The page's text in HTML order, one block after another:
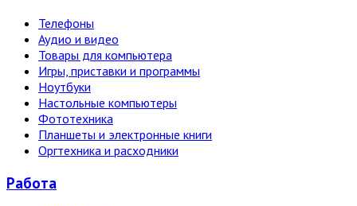
Телефоны
Аудио и видео
Товары для компьютера
Игры, приставки и программы
Ноутбуки
Настольные компьютеры
Фототехника
Планшеты и электронные книги
Оргтехника и расходники
Работа